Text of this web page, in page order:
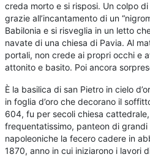
creda morto e si risposi. Un colpo
grazie all’incantamento di un
Babilonia e si risveglia in un letto
navate di una chiesa di Pavia. Al
portali, non crede ai propri occhi e
attonito e basito. Poi ancora
È la basilica di san Pietro in cielo
in foglia d’oro che decorano il
604, fu per secoli chiesa
frequentatissimo, panteon di
napoleoniche la fecero cadere in
1870, anno in cui iniziarono i lavori